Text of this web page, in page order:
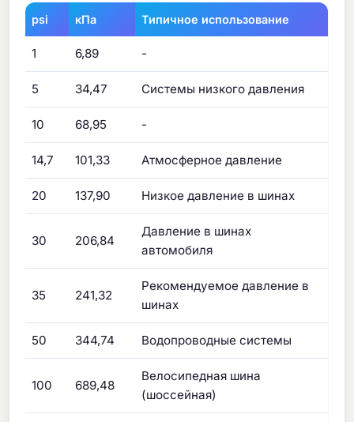
psi кПа Типичное использование
1 6,89 -
5 34,47 Системы низкого давления
10 68,95 -
14,7 101,33 Атмосферное давление
20 137,90 Низкое давление в шинах
30 206,84
Давление в шинах
автомобиля
35 241,32
Рекомендуемое давление в
шинах
50 344,74 Водопроводные системы
100 689,48
Велосипедная шина
(шоссейная)